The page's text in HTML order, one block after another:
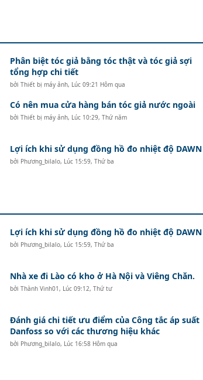
Phân biệt tóc giả bằng tóc thật và tóc giả sợi
tổng hợp chi tiết
bởi Thiết bị máy ảnh, Lúc 09:21 Hôm qua
Có nên mua cửa hàng bán tóc giả nước ngoài
bởi Thiết bị máy ảnh, Lúc 10:29, Thứ năm
Lợi ích khi sử dụng đồng hồ đo nhiệt độ DAWN
bởi Phương_bilalo, Lúc 15:59, Thứ ba
Lợi ích khi sử dụng đồng hồ đo nhiệt độ DAWN
bởi Phương_bilalo, Lúc 15:59, Thứ ba
Nhà xe đi Lào có kho ở Hà Nội và Viêng Chăn.
bởi Thành Vinh01, Lúc 09:12, Thứ tư
Đánh giá chi tiết ưu điểm của Công tắc áp suất
Danfoss so với các thương hiệu khác
bởi Phương_bilalo, Lúc 16:58 Hôm qua